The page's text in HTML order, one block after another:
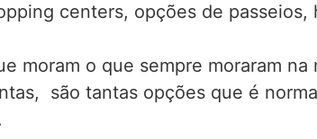
centers, opções de passeios,
moram o que sempre moraram
são tantas opções que é